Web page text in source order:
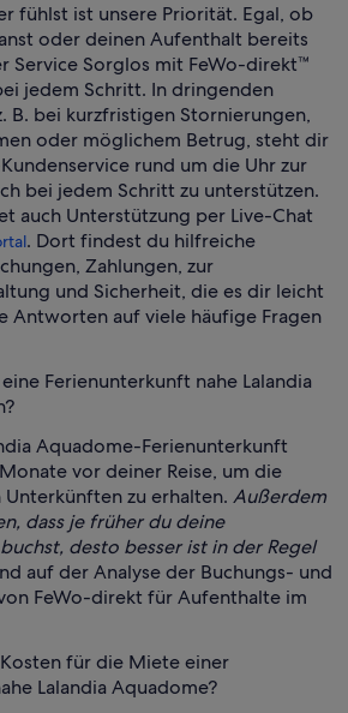
fühlst ist unsere Priorität. Egal, ob
oder deinen Aufenthalt bereits
Service Sorglos mit FeWo-direkt™
jedem Schritt. In dringenden
B. bei kurzfristigen Stornierungen,
oder möglichem Betrug, steht dir
rund um die Uhr zur
bei jedem Schritt zu unterstützen.
auch Unterstützung per Live-Chat
. Dort findest du hilfreiche
Zahlungen, zur
und Sicherheit, die es dir leicht
Antworten auf viele häufige Fragen
Ferienunterkunft nahe Lalandia
Aquadome-Ferienunterkunft
vor deiner Reise, um die
Unterkünften zu erhalten. Außerdem
dass je früher du deine
desto besser ist in der Regel
auf der Analyse der Buchungs- und
FeWo-direkt für Aufenthalte im
für die Miete einer
Lalandia Aquadome?